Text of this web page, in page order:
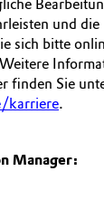
und
sich bitte
finden Sie
karriere.
Manager: